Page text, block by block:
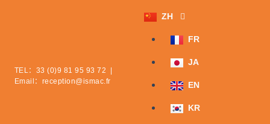
TEL： 33 (0)9 81 95 93 72
Email： reception@ismac.fr
ZH
FR
JA
EN
KR